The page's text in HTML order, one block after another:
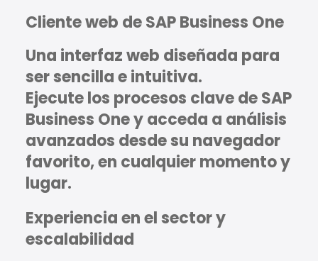
Cliente web de SAP Business One
Una interfaz web diseñada para
ser sencilla e intuitiva.
Ejecute los procesos clave de SAP
Business One y acceda a análisis
avanzados desde su navegador
favorito, en cualquier momento y
lugar.
Experiencia en el sector y
escalabilidad